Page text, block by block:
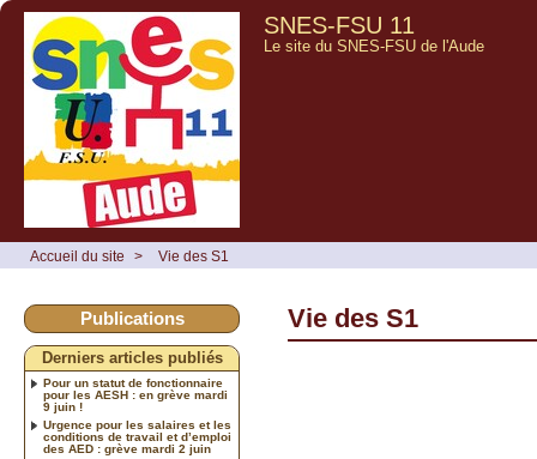
SNES-FSU 11
Le site du SNES-FSU de l'Aude
Accueil du site > Vie des S1
Vie des S1
Publications
Derniers articles publiés
Pour un statut de fonctionnaire
pour les AESH : en grève mardi
9 juin !
Urgence pour les salaires et les
conditions de travail et d’emploi
des AED : grève mardi 2 juin